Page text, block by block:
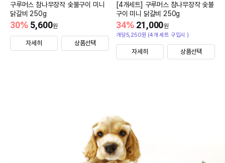
구루머스 참나무장작 숯불구이 미니
닭갈비 250g
5,600원
30%
자세히 상품선택
[4개세트] 구루머스 참나무장작 숯불
구이 미니 닭갈비 250g
21,000원
34%
개당5,250원 (4개 세트 구입시 )
자세히 상품선택